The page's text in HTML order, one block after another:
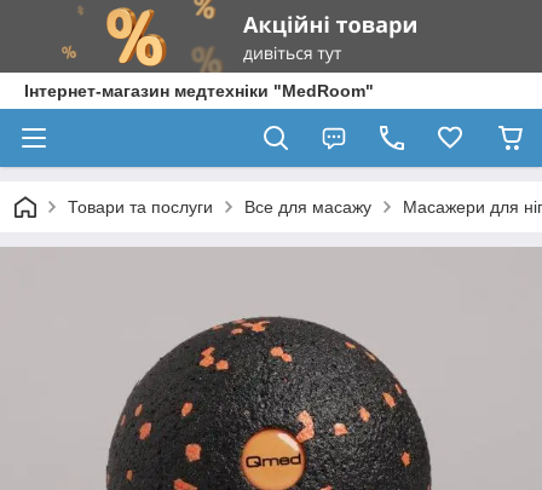
Інтернет-магазин медтехніки "MedRoom"
Товари та послуги Все для масажу Масажери для ніг